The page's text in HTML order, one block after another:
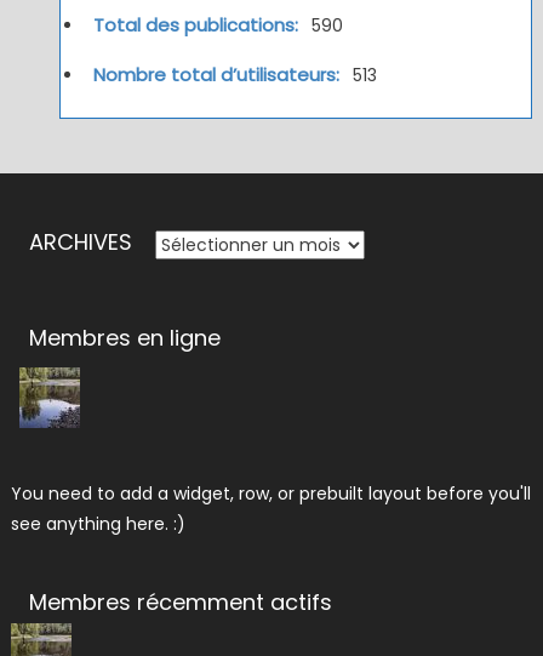
Total des publications: 590
Nombre total d’utilisateurs: 513
ARCHIVES ARCHIVES
Membres en ligne
You need to add a widget, row, or prebuilt layout before you'll
see anything here. :)
Membres récemment actifs